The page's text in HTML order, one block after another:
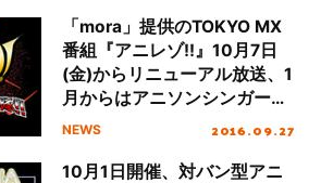
「mora」提供のTOKYO MX
番組『アニレゾ!!』10月7日
(金)からリニューアル放送、1
月からはアニソンシンガーオ
ーディションを開催！
NEWS 2016.09.27
10月1日開催、対バン型アニ